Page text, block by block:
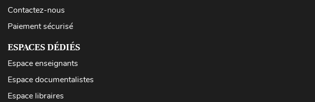
Contactez-nous
Paiement sécurisé
ESPACES DÉDIÉS
Espace enseignants
Espace documentalistes
Espace libraires